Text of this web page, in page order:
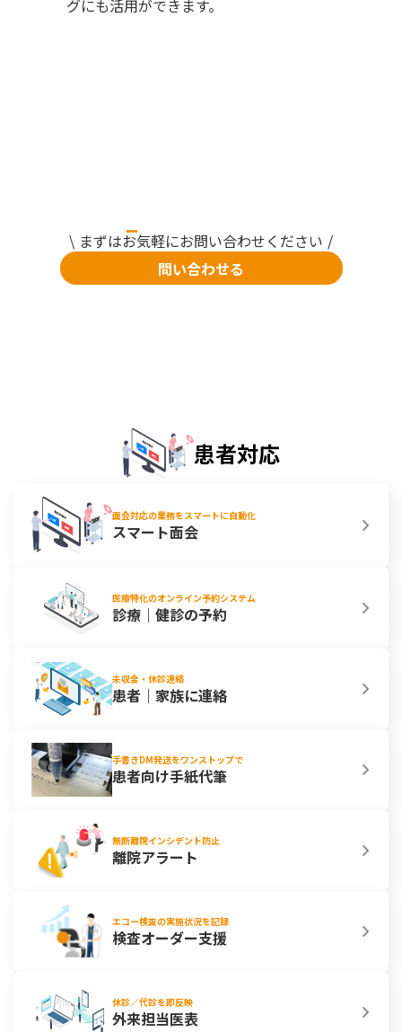
グにも活用ができます。
\ まずはお気軽にお問い合わせください /
問い合わせる
患者対応
面会対応の業務をスマートに自動化
スマート面会
医療特化のオンライン予約システム
診療｜健診の予約
未収金・休診連絡
患者｜家族に連絡
手書きDM発送をワンストップで
患者向け手紙代筆
無断離院インシデント防止
離院アラート
エコー検査の実施状況を記録
検査オーダー支援
休診／代診を即反映
外来担当医表